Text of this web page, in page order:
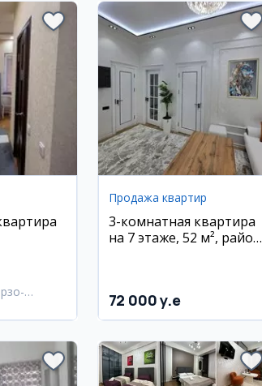
Продажа квартир
3-комнатная квартира
на 7 этаже, 52 м², район
72 000 y.e